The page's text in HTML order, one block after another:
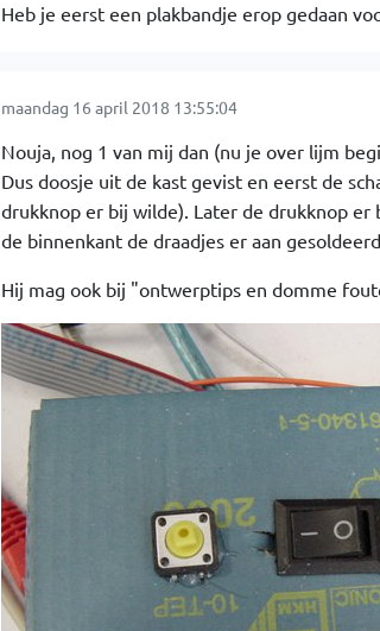
Heb je eerst een plakbandje erop gedaan
maandag 16 april 2018 13:55:04
Nouja, nog 1 van mij dan (nu je over lijm
Dus doosje uit de kast gevist en eerst de
drukknop er bij wilde). Later de drukknop
de binnenkant de draadjes er aan
Hij mag ook bij "ontwerptips en domme